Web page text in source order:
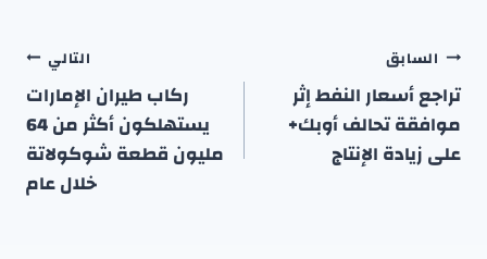
تصفّح
المقالات
السابق
تراجع أسعار النفط إثر
موافقة تحالف أوبك+
على زيادة الإنتاج
التالي
ركاب طيران الإمارات
يستهلكون أكثر من 64
مليون قطعة شوكولاتة
خلال عام